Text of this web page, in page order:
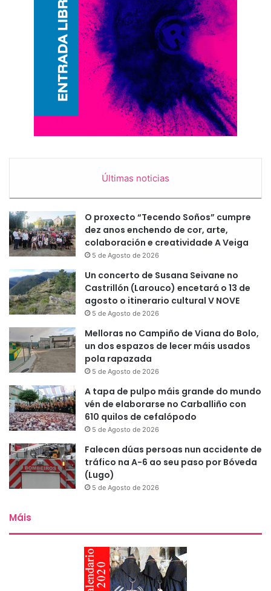
Últimas noticias
O proxecto “Tecendo Soños” cumpre
dez anos enchendo de cor, arte,
colaboración e creatividade A Veiga
5 de Agosto de 2026
Un concerto de Susana Seivane no
Castrillón (Larouco) encetará o 13 de
agosto o itinerario cultural V NOVE
5 de Agosto de 2026
Melloras no Campiño de Viana do Bolo,
un dos espazos de lecer máis usados
pola rapazada
5 de Agosto de 2026
A tapa de pulpo máis grande do mundo
vén de elaborarse no Carballiño con
610 quilos de cefalópodo
5 de Agosto de 2026
Falecen dúas persoas nun accidente de
tráfico na A-6 ao seu paso por Bóveda
(Lugo)
5 de Agosto de 2026
Máis